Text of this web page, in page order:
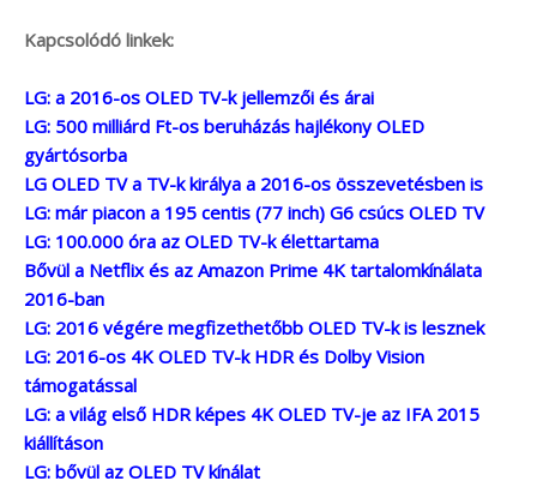
Kapcsolódó linkek:
LG: a 2016-os OLED TV-k jellemzői és árai
LG: 500 milliárd Ft-os beruházás hajlékony OLED
gyártósorba
LG OLED TV a TV-k királya a 2016-os összevetésben is
LG: már piacon a 195 centis (77 inch) G6 csúcs OLED TV
LG: 100.000 óra az OLED TV-k élettartama
Bővül a Netflix és az Amazon Prime 4K tartalomkínálata
2016-ban
LG: 2016 végére megfizethetőbb OLED TV-k is lesznek
LG: 2016-os 4K OLED TV-k HDR és Dolby Vision
támogatással
LG: a világ első HDR képes 4K OLED TV-je az IFA 2015
kiállításon
LG: bővül az OLED TV kínálat